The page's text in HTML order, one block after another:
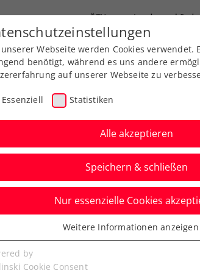
ÖTV Landesverbände
Ausbildung Services Über
Turniere
Startschuss zu
Die Tennis-
Webseite werden Cookies verwendet.
benötigt, während es uns andere
auf unserer Webseite zu
Essenziell Statistiken
Alle akzeptieren
Speichern & schließen
Nur essenzielle Cookies
Cookies werden für grundlegende
benötigt. Dadurch ist gewährleistet,
Weitere Informationen
by
Cookie Consent